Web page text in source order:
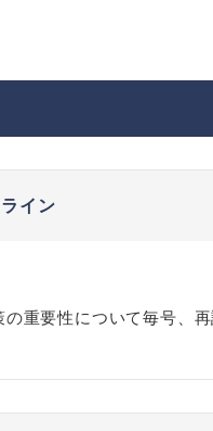
イン
重要性について毎号、